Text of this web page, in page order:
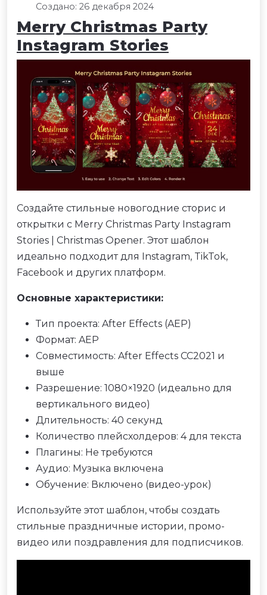
Создано: 26 декабря 2024
Merry Christmas Party
Instagram Stories
Создайте стильные новогодние сторис и
открытки с Merry Christmas Party Instagram
Stories | Christmas Opener. Этот шаблон
идеально подходит для Instagram, TikTok,
Facebook и других платформ.
Основные характеристики:
Тип проекта: After Effects (AEP)
Формат: AEP
Совместимость: After Effects CC2021 и
выше
Разрешение: 1080×1920 (идеально для
вертикального видео)
Длительность: 40 секунд
Количество плейсхолдеров: 4 для текста
Плагины: Не требуются
Аудио: Музыка включена
Обучение: Включено (видео-урок)
Используйте этот шаблон, чтобы создать
стильные праздничные истории, промо-
видео или поздравления для подписчиков.